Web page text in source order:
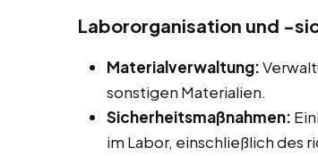
Labororganisation und -
Materialverwaltung:
sonstigen Materialien.
Sicherheitsmaßnahmen:
im Labor, einschließlich des